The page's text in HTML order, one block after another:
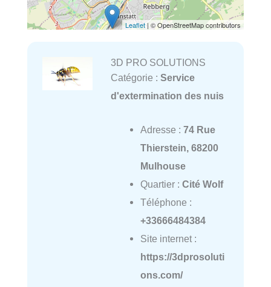
Leaflet| © OpenStreetMap contributors
3D PRO SOLUTIONS
Catégorie : Service
d'extermination des nuis
Adresse : 74 Rue
Thierstein, 68200
Mulhouse
Quartier : Cité Wolf
Téléphone :
+33666484384
Site internet :
https://3dprosoluti
ons.com/